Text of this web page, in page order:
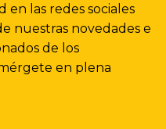
en las redes sociales
nuestras novedades e
de los
en plena